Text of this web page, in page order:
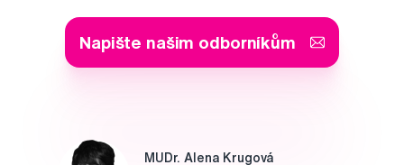
Napište našim odborníkům
MUDr. Alena Krugová